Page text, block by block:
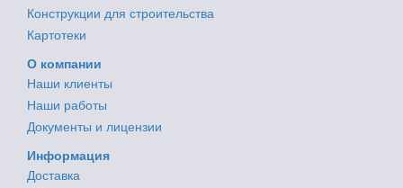
Конструкции для строительства
Картотеки
О компании
Наши клиенты
Наши работы
Документы и лицензии
Информация
Доставка